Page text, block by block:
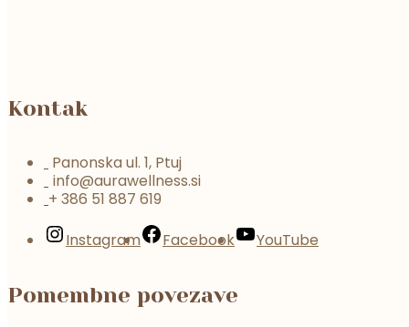
Kontak
Panonska ul. 1, Ptuj
info@aurawellness.si
+ 386 51 887 619
Instagram
Facebook YouTube
Pomembne povezave